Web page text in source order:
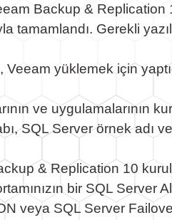
Backup &
Gerekli
yüklemek için
ve uygulamalarının
SQL Server örnek adı
& Replication 10
bir SQL Server
veya SQL Server